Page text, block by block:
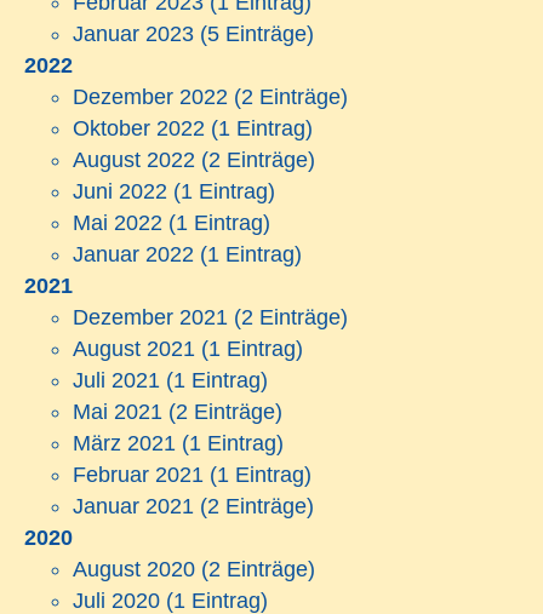
Januar 2023 (5 Einträge)
2022
Dezember 2022 (2 Einträge)
Oktober 2022 (1 Eintrag)
August 2022 (2 Einträge)
Juni 2022 (1 Eintrag)
Mai 2022 (1 Eintrag)
Januar 2022 (1 Eintrag)
2021
Dezember 2021 (2 Einträge)
August 2021 (1 Eintrag)
Juli 2021 (1 Eintrag)
Mai 2021 (2 Einträge)
März 2021 (1 Eintrag)
Februar 2021 (1 Eintrag)
Januar 2021 (2 Einträge)
2020
August 2020 (2 Einträge)
Juli 2020 (1 Eintrag)